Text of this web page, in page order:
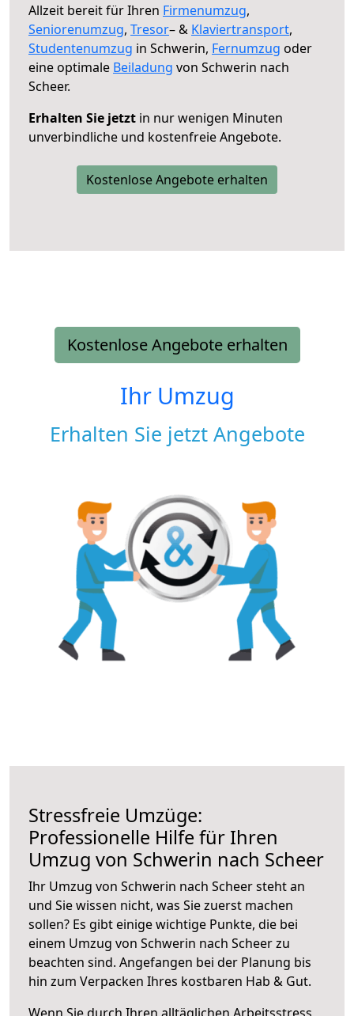
Allzeit bereit für Ihren Firmenumzug,
Seniorenumzug, Tresor– & Klaviertransport,
Studentenumzug in Schwerin, Fernumzug oder
eine optimale Beiladung von Schwerin nach
Scheer.
Erhalten Sie jetzt in nur wenigen Minuten
unverbindliche und kostenfreie Angebote.
Kostenlose Angebote erhalten
Kostenlose Angebote erhalten
Ihr Umzug
Erhalten Sie jetzt Angebote
Stressfreie Umzüge:
Professionelle Hilfe für Ihren
Umzug von Schwerin nach Scheer
Ihr Umzug von Schwerin nach Scheer steht an
und Sie wissen nicht, was Sie zuerst machen
sollen? Es gibt einige wichtige Punkte, die bei
einem Umzug von Schwerin nach Scheer zu
beachten sind. Angefangen bei der Planung bis
hin zum Verpacken Ihres kostbaren Hab & Gut.